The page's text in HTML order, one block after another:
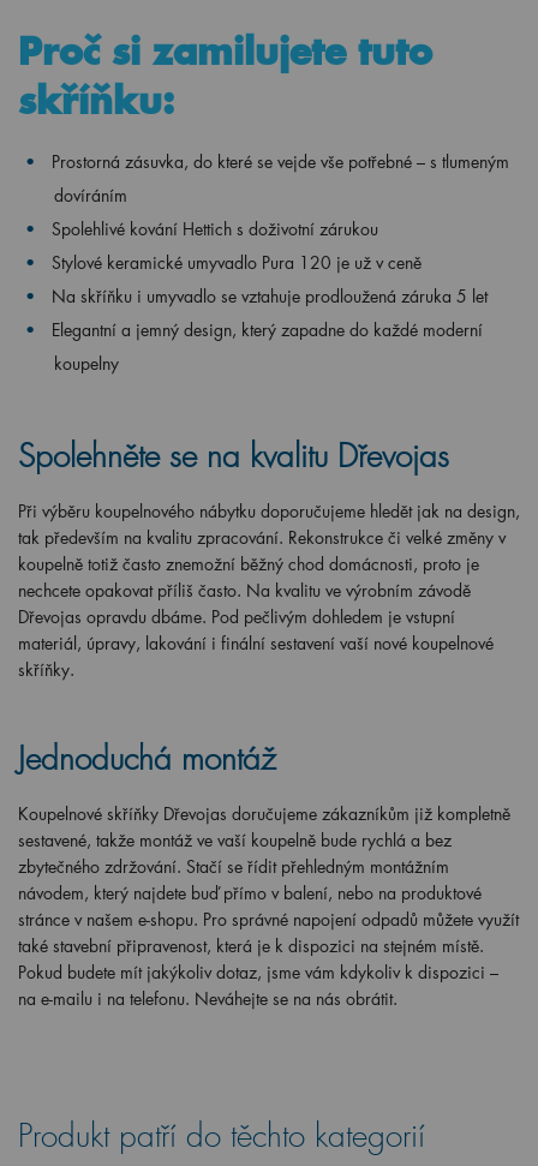
Proč si zamilujete tuto
skříňku:
Prostorná zásuvka, do které se vejde vše potřebné – s tlumeným
dovíráním
Spolehlivé kování Hettich s doživotní zárukou
Stylové keramické umyvadlo Pura 120 je už v ceně
Na skříňku i umyvadlo se vztahuje prodloužená záruka 5 let
Elegantní a jemný design, který zapadne do každé moderní
koupelny
Spolehněte se na kvalitu Dřevojas
Při výběru koupelnového nábytku doporučujeme hledět jak na design,
tak především na kvalitu zpracování. Rekonstrukce či velké změny v
koupelně totiž často znemožní běžný chod domácnosti, proto je
nechcete opakovat příliš často. Na kvalitu ve výrobním závodě
Dřevojas opravdu dbáme. Pod pečlivým dohledem je vstupní
materiál, úpravy, lakování i finální sestavení vaší nové koupelnové
skříňky.
Jednoduchá montáž
Koupelnové skříňky Dřevojas doručujeme zákazníkům již kompletně
sestavené, takže montáž ve vaší koupelně bude rychlá a bez
zbytečného zdržování. Stačí se řídit přehledným montážním
návodem, který najdete buď přímo v balení, nebo na produktové
stránce v našem e-shopu. Pro správné napojení odpadů můžete využít
také stavební připravenost, která je k dispozici na stejném místě.
Pokud budete mít jakýkoliv dotaz, jsme vám kdykoliv k dispozici –
na e-mailu i na telefonu. Neváhejte se na nás obrátit.
Produkt patří do těchto kategorií